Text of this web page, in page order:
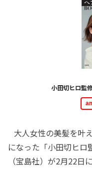
小田切ヒロ監
大人女性の美髪を叶
になった「小田切ヒロ
（宝島社）が2月22日